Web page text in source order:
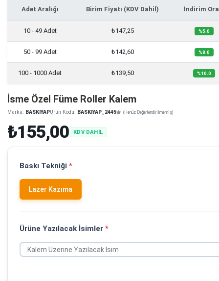
Adet Aralığı Birim Fiyatı (KDV Dahil) İndirim
10 - 49 Adet ₺147,25 %5.0
50 - 99 Adet ₺142,60 %8.0
100 - 1000 Adet ₺139,50 %10.0
İsme Özel Füme Roller Kalem
Marka: BASKIYAPÜrün Kodu: BASKIYAP_2445 (Henüz Değerlendirilmemiş)
₺155,00 KDV DAHİL
Baskı Tekniği *
Lazer Kazıma
Ürüne Yazılacak İsimler *